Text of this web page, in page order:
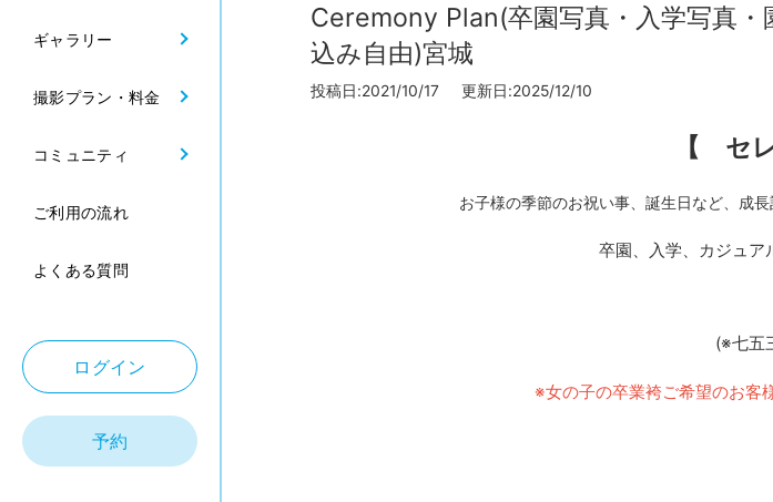
ギャラリー
撮影プラン・料金
コミュニティ
ご利用の流れ
よくある質問
ログイン
予約
Ceremony Plan(卒園写真・入学写真
込み自由)宮城
投稿日:2021/10/17 更新日:2025/12/10
【 セ
お子様の季節のお祝い事、誕生日など、成
卒園、入学、カジュア
(※七五
※女の子の卒業袴ご希望のお客